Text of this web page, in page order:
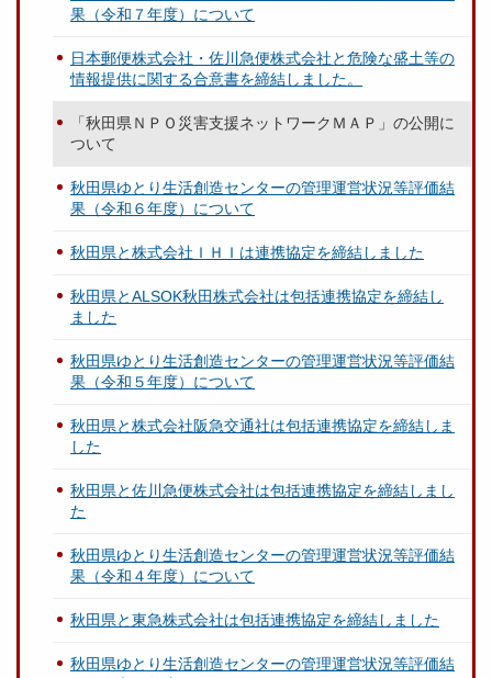
果（令和７年度）について
日本郵便株式会社・佐川急便株式会社と危険な盛土等の
情報提供に関する合意書を締結しました。
「秋田県ＮＰＯ災害支援ネットワークＭＡＰ」の公開に
ついて
秋田県ゆとり生活創造センターの管理運営状況等評価結
果（令和６年度）について
秋田県と株式会社ＩＨＩは連携協定を締結しました
秋田県とALSOK秋田株式会社は包括連携協定を締結し
ました
秋田県ゆとり生活創造センターの管理運営状況等評価結
果（令和５年度）について
秋田県と株式会社阪急交通社は包括連携協定を締結しま
した
秋田県と佐川急便株式会社は包括連携協定を締結しまし
た
秋田県ゆとり生活創造センターの管理運営状況等評価結
果（令和４年度）について
秋田県と東急株式会社は包括連携協定を締結しました
秋田県ゆとり生活創造センターの管理運営状況等評価結